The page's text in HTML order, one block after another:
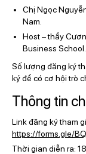
Chị Ngọc
Nam.
Host – thầy
Business School.
Số lượng đăng ký
ký để có cơ hội trò
Thông tin
Link đăng ký tham
https://forms.gle/
Thời gian diễn ra: